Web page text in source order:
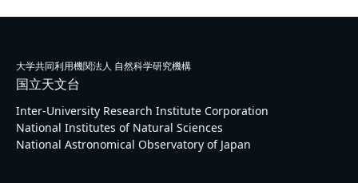
大学共同利用機関法人 自然科学研究機構
国立天文台
Inter-University Research Institute Corporation
National Institutes of Natural Sciences
National Astronomical Observatory of Japan